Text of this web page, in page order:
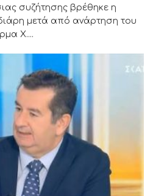
συζήτησης βρέθηκε η
μετά από ανάρτηση του
X....